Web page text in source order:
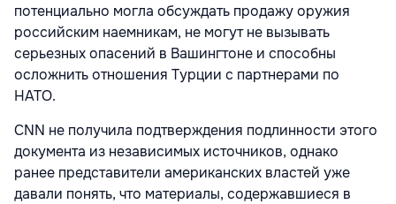
потенциально могла обсуждать продажу оружия
российским наемникам, не могут не вызывать
серьезных опасений в Вашингтоне и способны
осложнить отношения Турции с партнерами по
НАТО.
CNN не получила подтверждения подлинности этого
документа из независимых источников, однако
ранее представители американских властей уже
давали понять, что материалы, содержавшиеся в